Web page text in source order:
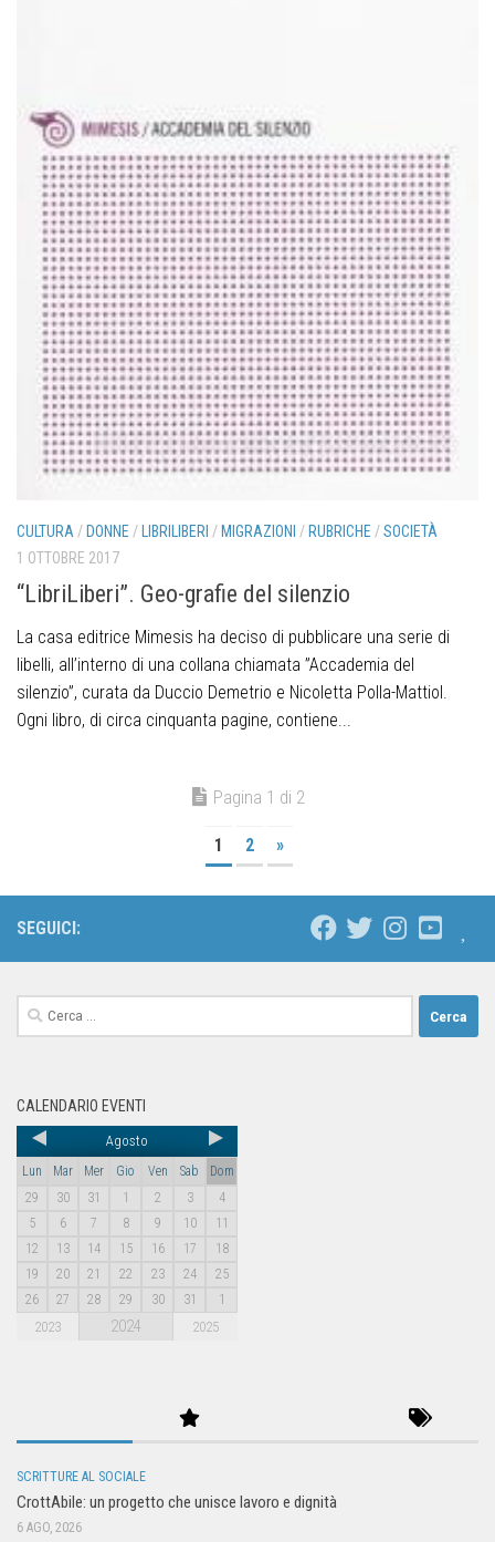
CULTURA / DONNE / LIBRILIBERI / MIGRAZIONI / RUBRICHE /SOCIETÀ
1 OTTOBRE 2017
“LibriLiberi”. Geo-grafie del silenzio
La casa editrice Mimesis ha deciso di pubblicare una serie di
libelli, all’interno di una collana chiamata ”Accademia del
silenzio”, curata da Duccio Demetrio e Nicoletta Polla-Mattiol.
Ogni libro, di circa cinquanta pagine, contiene...
Pagina 1 di 2
1 2 »
SEGUICI:
CALENDARIO EVENTI
Agosto
Lun Mar Mer Gio Ven Sab
Dom
29
30 31 1 2 3
4
5
6 7 8 9 10
11
12
13 14 15 16 17
18
19
20 21 22 23 24
25
26
27 28 29 30 31 1
2023 2024 2025
SCRITTURE AL SOCIALE
CrottAbile: un progetto che unisce lavoro e dignità
6 AGO, 2026